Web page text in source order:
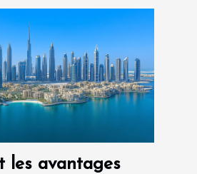
les avantages